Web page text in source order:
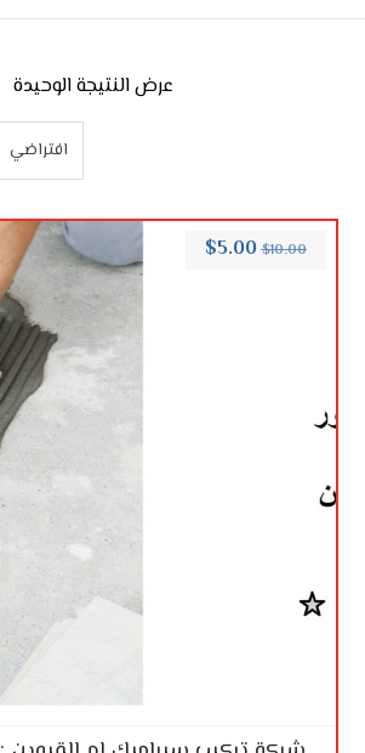
عرض النتيجة الوحيدة
$10.00
$5.00